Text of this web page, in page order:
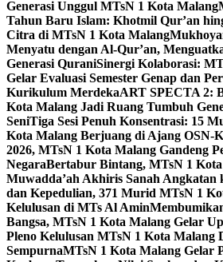
Generasi Unggul MTsN 1 Kota Malang
Tahun Baru Islam: Khotmil Qur’an
Citra di MTsN 1 Kota Malang
Menyatu dengan Al-Qur’an,
Generasi QuraniSinergi Kolaborasi:
Gelar Evaluasi Semester Genap dan
Kurikulum MerdekaART SPECTA 2:
Kota Malang Jadi Ruang Tumbuh
SeniTiga Sesi Penuh Konsentrasi: 15
Kota Malang Berjuang di Ajang OSN-
2026, MTsN 1 Kota Malang Gandeng
NegaraBertabur Bintang, MTsN 1
Muwadda’ah Akhiris Sanah Angkatan
dan Kepedulian, 371 Murid MTsN 1
Kelulusan di MTs Al Amin
Bangsa, MTsN 1 Kota Malang Gelar
Pleno Kelulusan MTsN 1 Kota Malang
SempurnaMTsN 1 Kota Malang Gelar